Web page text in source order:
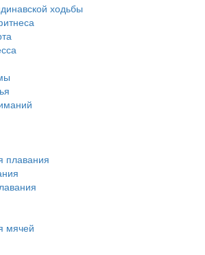
ходьбы
плавания
мячей